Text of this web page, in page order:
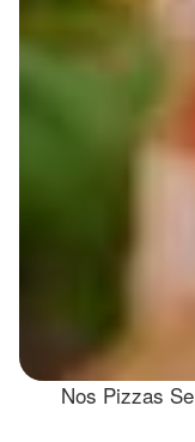
Nos Pizzas